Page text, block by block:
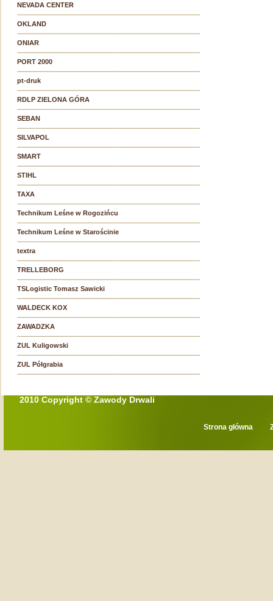
NEVADA CENTER
OKLAND
ONIAR
PORT 2000
pt-druk
RDLP ZIELONA GÓRA
SEBAN
SILVAPOL
SMART
STIHL
TAXA
Technikum Leśne w Rogozińcu
Technikum Leśne w Starościnie
textra
TRELLEBORG
TSLogistic Tomasz Sawicki
WALDECK KOX
ZAWADZKA
ZUL Kuligowski
ZUL Półgrabia
2010 Copyright © Zawody Drwali
Strona główna